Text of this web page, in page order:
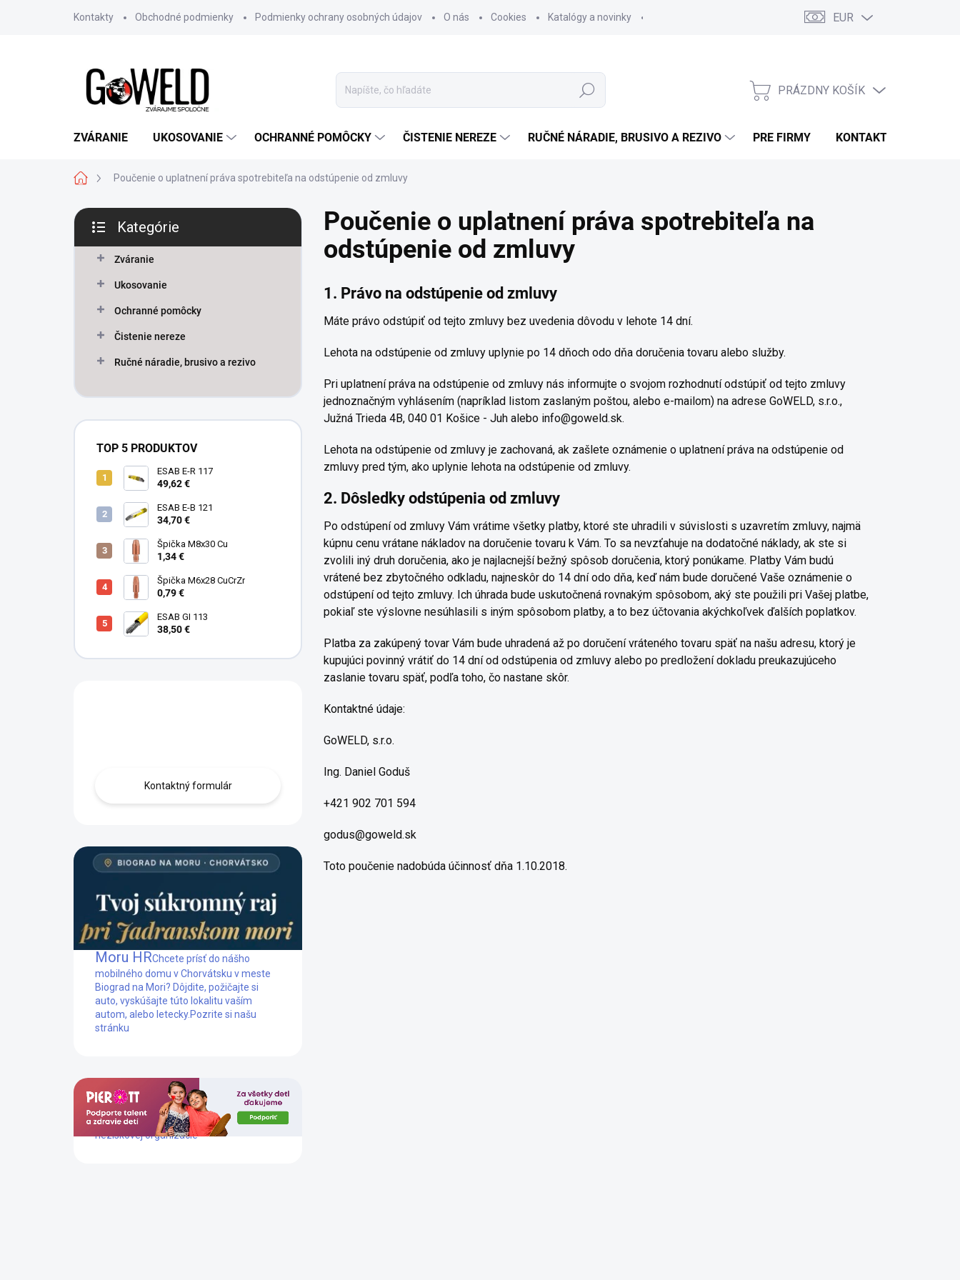
Kontakty
Obchodné podmienky Podmienky ochrany osobných údajov O nás Cookies Katalógy a novinky Poučenie o uplatnení práva spotrebiteľa na odstúpenie od zmluvy
EUR
Hľadať NÁKUPNÝ KOŠÍK
PRÁZDNY KOŠÍK
ZVÁRANIE UKOSOVANIE OCHRANNÉ POMÔCKY ČISTENIE NEREZE RUČNÉ NÁRADIE, BRUSIVO A REZIVO PRE FIRMY KONTAKTY
DomovPoučenie o uplatnení práva spotrebiteľa na odstúpenie od zmluvy
Bočný panel
Preskočiť kategórie
Kategórie
Zváranie
Ukosovanie
Ochranné pomôcky
Čistenie nereze
Ručné náradie, brusivo a rezivo
TOP 5 PRODUKTOV
ESAB E-R 117
49,62 €
ESAB E-B 121
34,70 €
Špička M8x30 Cu
1,34 €
Špička M6x28 CuCrZr
0,79 €
ESAB GI 113
38,50 €
Kontaktný formulár
Mobilný dom Biograd na
Moru HRChcete prísť do nášho
mobilného domu v Chorvátsku v meste
Biograd na Mori? Dôjdite, požičajte si
auto, vyskúšajte túto lokalitu vaším
autom, alebo letecky. Pozrite si našu
stránku
Dlhoročne podporujeme prácu tejto
neziskovej organizácie
Poučenie o uplatnení práva spotrebiteľa na
odstúpenie od zmluvy
1. Právo na odstúpenie od zmluvy
Máte právo odstúpiť od tejto zmluvy bez uvedenia dôvodu v lehote 14 dní.
Lehota na odstúpenie od zmluvy uplynie po 14 dňoch odo dňa doručenia tovaru alebo služby.
Pri uplatnení práva na odstúpenie od zmluvy nás informujte o svojom rozhodnutí odstúpiť od tejto zmluvy
jednoznačným vyhlásením (napríklad listom zaslaným poštou, alebo e-mailom) na adrese GoWELD, s.r.o.,
Južná Trieda 4B, 040 01 Košice - Juh alebo info@goweld.sk.
Lehota na odstúpenie od zmluvy je zachovaná, ak zašlete oznámenie o uplatnení práva na odstúpenie od
zmluvy pred tým, ako uplynie lehota na odstúpenie od zmluvy.
2. Dôsledky odstúpenia od zmluvy
Po odstúpení od zmluvy Vám vrátime všetky platby, ktoré ste uhradili v súvislosti s uzavretím zmluvy, najmä
kúpnu cenu vrátane nákladov na doručenie tovaru k Vám. To sa nevzťahuje na dodatočné náklady, ak ste si
zvolili iný druh doručenia, ako je najlacnejší bežný spôsob doručenia, ktorý ponúkame. Platby Vám budú
vrátené bez zbytočného odkladu, najneskôr do 14 dní odo dňa, keď nám bude doručené Vaše oznámenie o
odstúpení od tejto zmluvy. Ich úhrada bude uskutočnená rovnakým spôsobom, aký ste použili pri Vašej platbe,
pokiaľ ste výslovne nesúhlasili s iným spôsobom platby, a to bez účtovania akýchkoľvek ďalších poplatkov.
Platba za zakúpený tovar Vám bude uhradená až po doručení vráteného tovaru späť na našu adresu, ktorý je
kupujúci povinný vrátiť do 14 dní od odstúpenia od zmluvy alebo po predložení dokladu preukazujúceho
zaslanie tovaru späť, podľa toho, čo nastane skôr.
Kontaktné údaje:
GoWELD, s.r.o.
Ing. Daniel Goduš
+421 902 701 594
godus@goweld.sk
Toto poučenie nadobúda účinnosť dňa 1.10.2018.